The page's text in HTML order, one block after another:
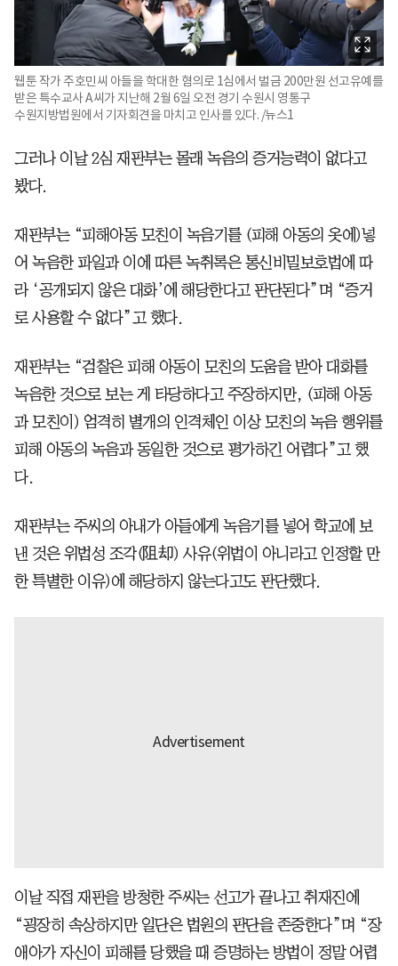
웹툰 작가 주호민씨 아들을 학대한 혐의로 1심에서 벌금 200만원 선고유예를
받은 특수교사 A씨가 지난해 2월 6일 오전 경기 수원시 영통구
수원지방법원에서 기자회견을 마치고 인사를 있다. /뉴스1
그러나 이날 2심 재판부는 몰래 녹음의 증거능력이 없다고
봤다.
재판부는 “피해아동 모친이 녹음기를 (피해 아동의 옷에)넣
어 녹음한 파일과 이에 따른 녹취록은 통신비밀보호법에 따
라 ‘공개되지 않은 대화’에 해당한다고 판단된다”며 “증거
로 사용할 수 없다”고 했다.
재판부는 “검찰은 피해 아동이 모친의 도움을 받아 대화를
녹음한 것으로 보는 게 타당하다고 주장하지만, (피해 아동
과 모친이) 엄격히 별개의 인격체인 이상 모친의 녹음 행위를
피해 아동의 녹음과 동일한 것으로 평가하긴 어렵다”고 했
다.
재판부는 주씨의 아내가 아들에게 녹음기를 넣어 학교에 보
낸 것은 위법성 조각(阻却) 사유(위법이 아니라고 인정할 만
한 특별한 이유)에 해당하지 않는다고도 판단했다.
이날 직접 재판을 방청한 주씨는 선고가 끝나고 취재진에
“굉장히 속상하지만 일단은 법원의 판단을 존중한다”며 “장
애아가 자신이 피해를 당했을 때 증명하는 방법이 정말 어렵